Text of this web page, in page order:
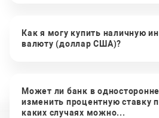
Как я могу купить наличную
валюту (доллар США)?
Может ли банк в
изменить процентную ставку
каких случаях можно...